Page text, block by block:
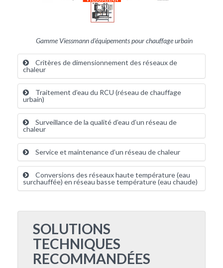
Gamme Viessmann d'équipements pour chauffage urbain
Critères de dimensionnement des réseaux de
chaleur
Traitement d’eau du RCU (réseau de chauffage
urbain)
Surveillance de la qualité d’eau d’un réseau de
chaleur
Service et maintenance d’un réseau de chaleur
Conversions des réseaux haute température (eau
surchauffée) en réseau basse température (eau chaude)
SOLUTIONS
TECHNIQUES
RECOMMANDÉES